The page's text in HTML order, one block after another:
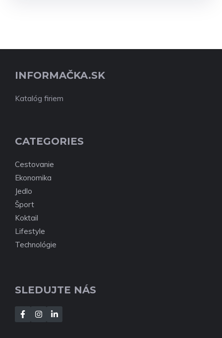
INFORMAČKA.SK
Katalóg firiem
CATEGORIES
Cestovanie
Ekonomika
Jedlo
Šport
Koktail
Lifestyle
Technológie
SLEDUJTE NÁS